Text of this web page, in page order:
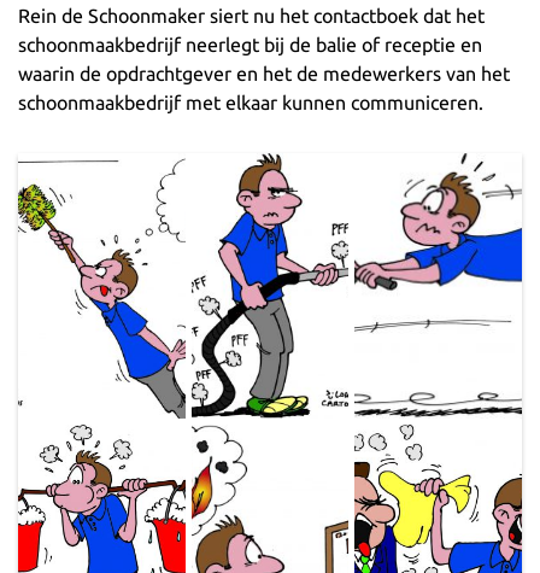
Rein de Schoonmaker siert nu het contactboek dat het
schoonmaakbedrijf neerlegt bij de balie of receptie en
waarin de opdrachtgever en het de medewerkers van het
schoonmaakbedrijf met elkaar kunnen communiceren.